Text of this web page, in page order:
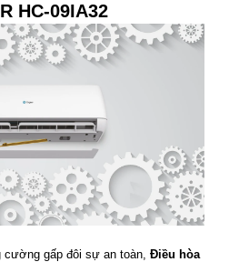
HC-09IA32
gấp đôi sự an toàn, Điều hòa